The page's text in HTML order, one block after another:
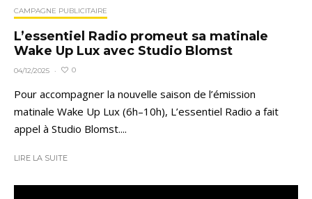
CAMPAGNE PUBLICITAIRE
L’essentiel Radio promeut sa matinale
Wake Up Lux avec Studio Blomst
04/12/2025 · 0
Pour accompagner la nouvelle saison de l’émission
matinale Wake Up Lux (6h–10h), L’essentiel Radio a fait
appel à Studio Blomst....
LIRE LA SUITE